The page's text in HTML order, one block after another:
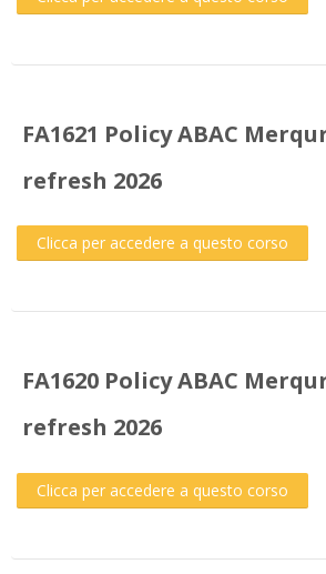
FA1621 Policy ABAC
refresh 2026
Clicca per accedere a questo corso
FA1620 Policy ABAC
refresh 2026
Clicca per accedere a questo corso